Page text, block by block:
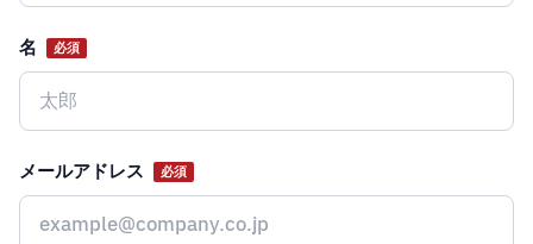
名 必須
メールアドレス 必須